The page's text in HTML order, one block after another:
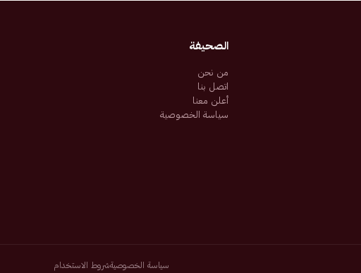
الصحيفة
من نحن
اتصل بنا
أعلن معنا
سياسة الخصوصية
سياسة الخصوصيةشروط الاستخدام